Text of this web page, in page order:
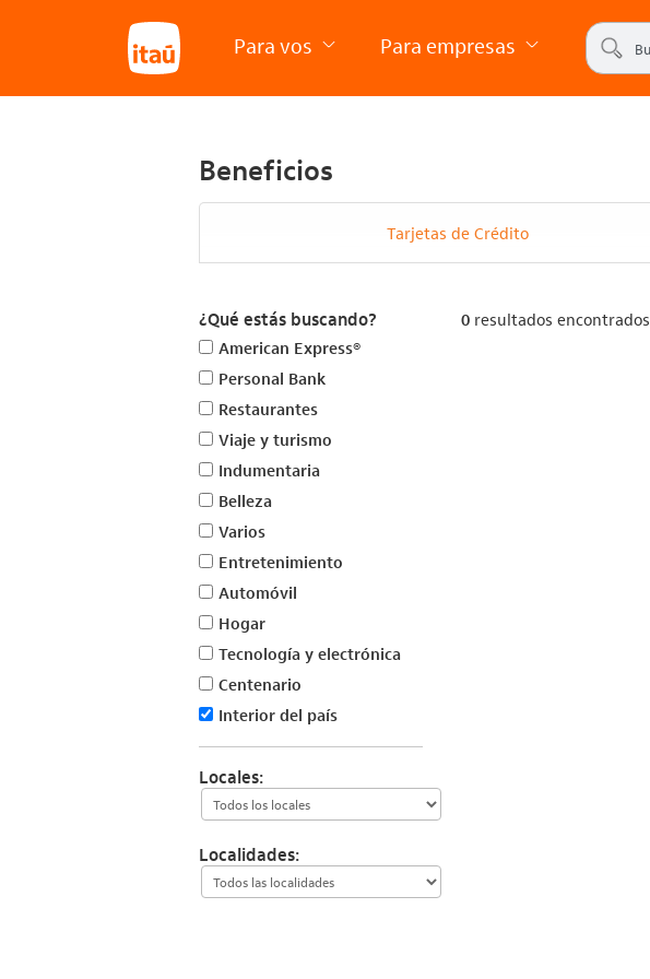
Para vos Para empresas
Beneficios
Tarjetas de Crédito
¿Qué estás buscando?
American Express®
Personal Bank
Restaurantes
Viaje y turismo
Indumentaria
Belleza
Varios
Entretenimiento
Automóvil
Hogar
Tecnología y electrónica
Centenario
Interior del país
Locales:
Localidades:
0 resultados encontrados